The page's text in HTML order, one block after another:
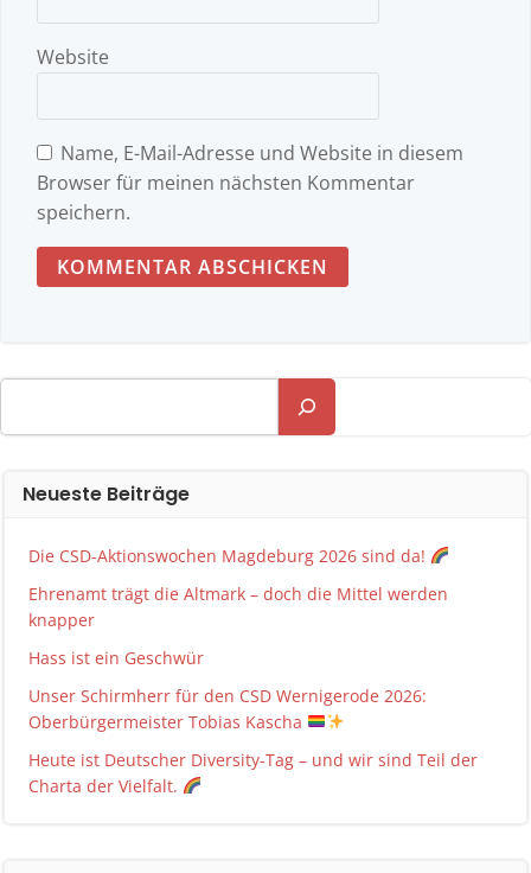
Website
Name, E-Mail-Adresse und Website in diesem
Browser für meinen nächsten Kommentar
speichern.
Suchen
Neueste Beiträge
Die CSD-Aktionswochen Magdeburg 2026 sind da!
Ehrenamt trägt die Altmark – doch die Mittel werden
knapper
Hass ist ein Geschwür
Unser Schirmherr für den CSD Wernigerode 2026:
Oberbürgermeister Tobias Kascha
Heute ist Deutscher Diversity-Tag – und wir sind Teil der
Charta der Vielfalt.